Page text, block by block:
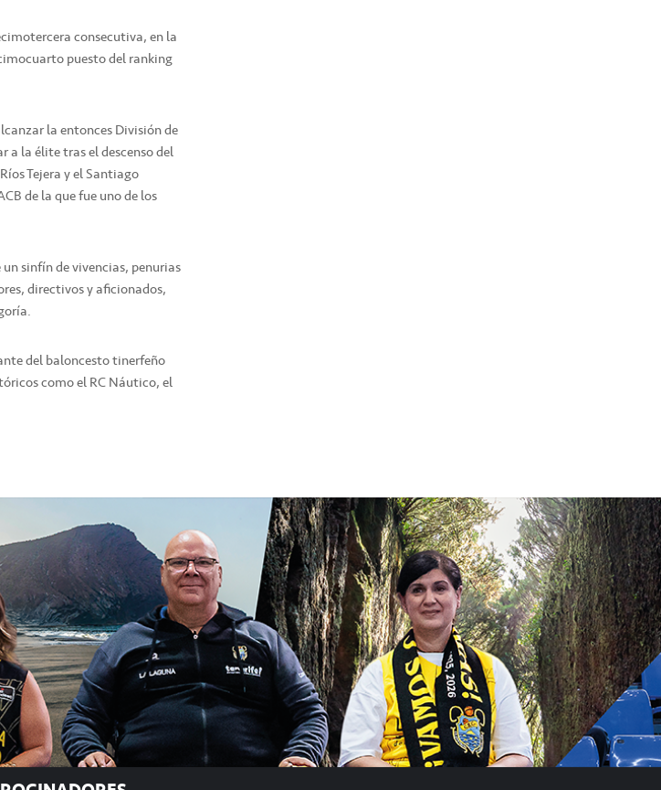
consecutiva, en la
puesto del ranking
la entonces División de
a la élite tras el descenso del
Tejera y el Santiago
de la que fue uno de los
sinfín de vivencias, penurias
directivos y aficionados,
del baloncesto tinerfeño
como el RC Náutico, el